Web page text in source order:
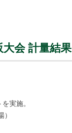
会 計量結果
実施。